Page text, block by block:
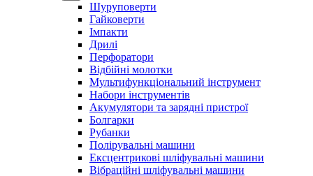
Шуруповерти
Гайковерти
Імпакти
Дрилі
Перфоратори
Відбійні молотки
Мультифункціональний інструмент
Набори інструментів
Акумулятори та зарядні пристрої
Болгарки
Рубанки
Полірувальні машини
Ексцентрикові шліфувальні машини
Вібраційні шліфувальні машини